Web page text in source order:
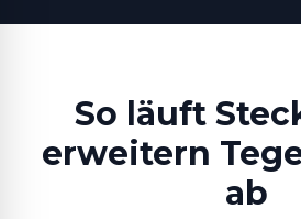
So läuft
erweitern
ab